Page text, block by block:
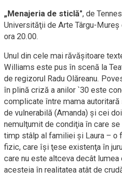
„Menajeria de sticlă", de
Universităţii de Arte Târgu-
ora 20.00.
Unul din cele mai răvăşitoare
Williams este pus în scenă la
de regizorul Radu Olăreanu.
în plină criză a anilor `30 este
complicate între mama
de vulnerabilă (Amanda) şi cei
nemulţumit de condiţia în care
timp stâlp al familiei şi Laura – o
fizic, care îşi ţese existenţa în
care nu este altceva decât
acesteia în realitatea atât de